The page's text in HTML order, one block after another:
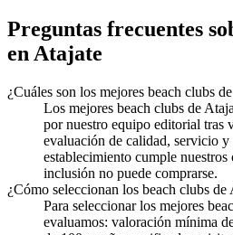
Preguntas frecuentes
en Atajate
¿Cuáles son los mejores beach clubs
Los mejores beach clubs de
por nuestro equipo editorial tras
evaluación de calidad, servicio y
establecimiento cumple
inclusión no puede comprarse.
¿Cómo seleccionan los beach clubs de
Para seleccionar los mejores
evaluamos: valoración mínima